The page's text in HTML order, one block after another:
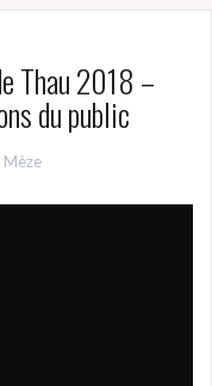
Thau 2018 –
du public
Mèze